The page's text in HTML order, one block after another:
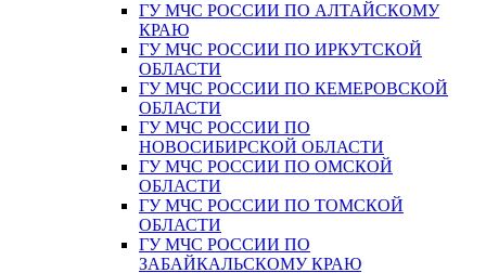
ГУ МЧС РОССИИ ПО АЛТАЙСКОМУ
КРАЮ
ГУ МЧС РОССИИ ПО ИРКУТСКОЙ
ОБЛАСТИ
ГУ МЧС РОССИИ ПО КЕМЕРОВСКОЙ
ОБЛАСТИ
ГУ МЧС РОССИИ ПО
НОВОСИБИРСКОЙ ОБЛАСТИ
ГУ МЧС РОССИИ ПО ОМСКОЙ
ОБЛАСТИ
ГУ МЧС РОССИИ ПО ТОМСКОЙ
ОБЛАСТИ
ГУ МЧС РОССИИ ПО
ЗАБАЙКАЛЬСКОМУ КРАЮ